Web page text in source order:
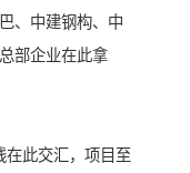
、中建钢构、中
部企业在此拿
在此交汇，项目至